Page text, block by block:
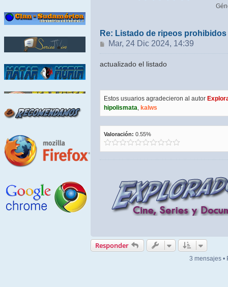
Re: Listado de ripeos
Mensaje
Mar, 24 Dic 2024, 14:39
actualizado el listado
Estos usuarios agradecieron al autor
hipolismata, kalws
Valoración: 0.55%
Responder
3 mensajes •